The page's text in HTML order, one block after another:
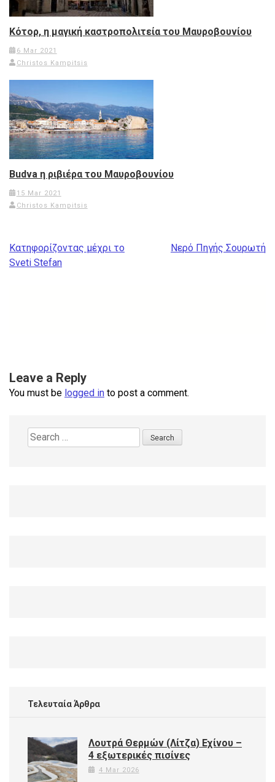
Κότορ, η μαγική καστροπολιτεία του Μαυροβουνίου
6 Mar 2021
Christos Kampitsis
Budva η ριβιέρα του Μαυροβουνίου
15 Mar 2021
Christos Kampitsis
Post
navigation
Κατηφορίζοντας μέχρι το
Sveti Stefan
Νερό Πηγής Σουρωτή
Leave a Reply
You must be logged in to post a comment.
Search
for:
Τελευταία Άρθρα
Λουτρά Θερμών (Λίτζα) Εχίνου –
4 εξωτερικές πισίνες
4 Mar 2026